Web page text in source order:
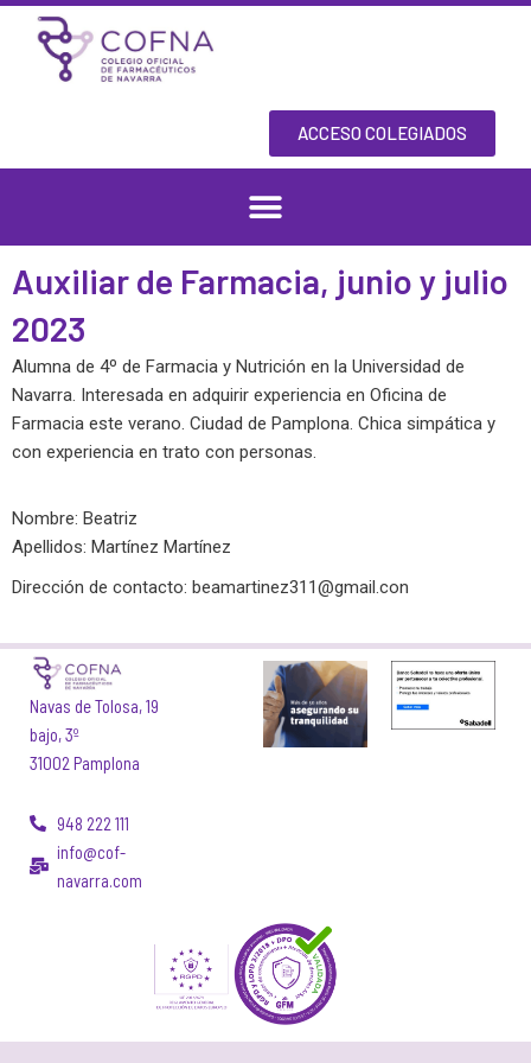
Skip
content
ACCESO COLEGIADOS
Auxiliar de Farmacia, junio y julio
2023
Alumna de 4º de Farmacia y Nutrición en la Universidad de
Navarra. Interesada en adquirir experiencia en Oficina de
Farmacia este verano. Ciudad de Pamplona. Chica simpática y
con experiencia en trato con personas.
Nombre: Beatriz
Apellidos: Martínez Martínez
Dirección de contacto: beamartinez311@gmail.con
Navas de Tolosa, 19
bajo, 3º
31002 Pamplona
948 222 111
info@cof-
navarra.com